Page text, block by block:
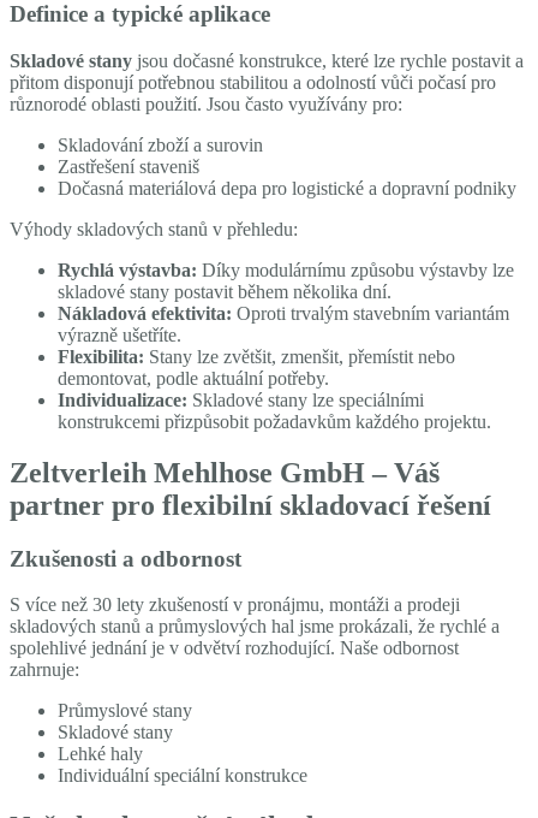
Definice a typické aplikace
Skladové stany jsou dočasné konstrukce, které lze rychle postavit a
přitom disponují potřebnou stabilitou a odolností vůči počasí pro
různorodé oblasti použití. Jsou často využívány pro:
Skladování zboží a surovin
Zastřešení staveniš
Dočasná materiálová depa pro logistické a dopravní podniky
Výhody skladových stanů v přehledu:
Rychlá výstavba: Díky modulárnímu způsobu výstavby lze
skladové stany postavit během několika dní.
Nákladová efektivita: Oproti trvalým stavebním variantám
výrazně ušetříte.
Flexibilita: Stany lze zvětšit, zmenšit, přemístit nebo
demontovat, podle aktuální potřeby.
Individualizace: Skladové stany lze speciálními
konstrukcemi přizpůsobit požadavkům každého projektu.
Zeltverleih Mehlhose GmbH – Váš
partner pro flexibilní skladovací řešení
Zkušenosti a odbornost
S více než 30 lety zkušeností v pronájmu, montáži a prodeji
skladových stanů a průmyslových hal jsme prokázali, že rychlé a
spolehlivé jednání je v odvětví rozhodující. Naše odbornost
zahrnuje:
Průmyslové stany
Skladové stany
Lehké haly
Individuální speciální konstrukce